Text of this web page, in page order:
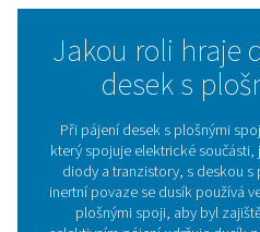
nezbytné. Elektrická
mobilních telefonů po
fungovat. Výroba těchto
Zde vstupuje dusík,
zabránilo reakci kyslíku
může vést k problémům
pájení desek s plošnými
společnosti